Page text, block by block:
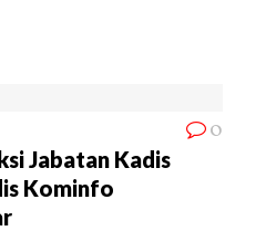
0
Jabatan Kadis
Kominfo